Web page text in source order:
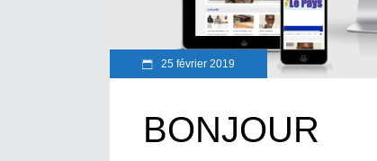
25 février 2019
BONJOUR